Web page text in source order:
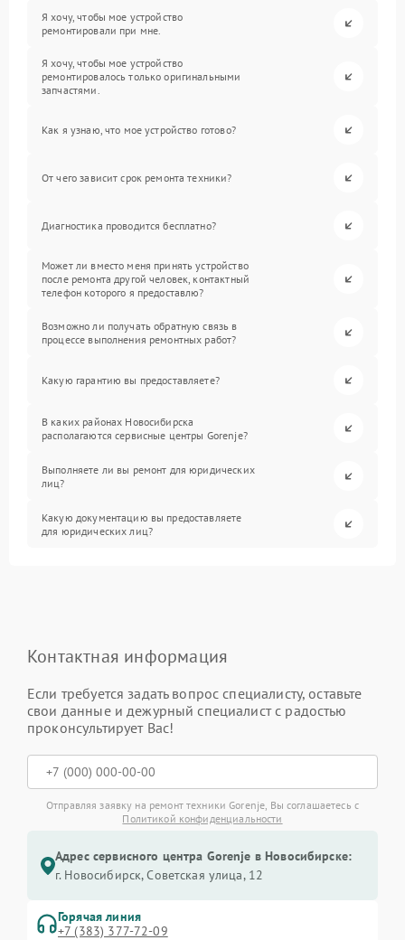
Я хочу, чтобы мое устройство
ремонтировали при мне.
Я хочу, чтобы мое устройство
ремонтировалось только оригинальными
запчастями.
Как я узнаю, что мое устройство готово?
От чего зависит срок ремонта техники?
Диагностика проводится бесплатно?
Может ли вместо меня принять устройство
после ремонта другой человек, контактный
телефон которого я предоставлю?
Возможно ли получать обратную связь в
процессе выполнения ремонтных работ?
Какую гарантию вы предоставляете?
В каких районах Новосибирска
располагаются сервисные центры Gorenje?
Выполняете ли вы ремонт для юридических
лиц?
Какую документацию вы предоставляете
для юридических лиц?
Контактная информация
Если требуется задать вопрос специалисту, оставьте
свои данные и дежурный специалист с радостью
проконсультирует Вас!
Отправляя заявку на ремонт техники Gorenje, Вы соглашаетесь с
Политикой конфиденциальности
Адрес сервисного центра Gorenje в Новосибирске:
г. Новосибирск, Советская улица, 12
Горячая линия
+7 (383) 377-72-09